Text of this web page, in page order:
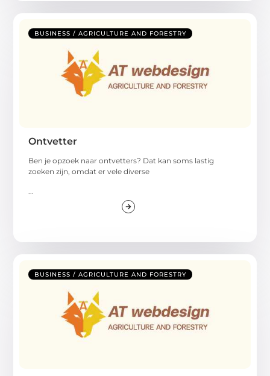
BUSINESS / AGRICULTURE AND FORESTRY
Ontvetter
Ben je opzoek naar ontvetters? Dat kan soms lastig
zoeken zijn, omdat er vele diverse
BUSINESS / AGRICULTURE AND FORESTRY